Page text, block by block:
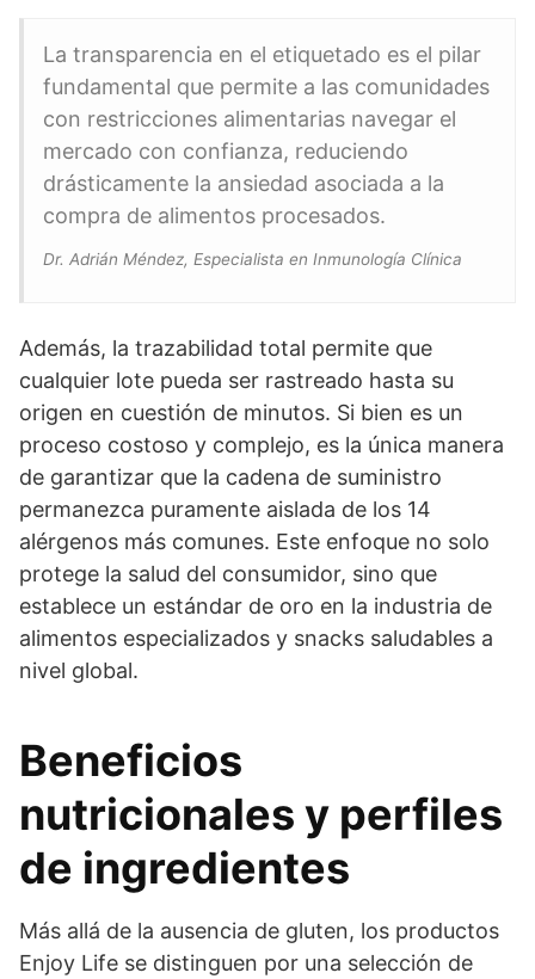
La transparencia en el etiquetado es el pilar
fundamental que permite a las comunidades
con restricciones alimentarias navegar el
mercado con confianza, reduciendo
drásticamente la ansiedad asociada a la
compra de alimentos procesados.
Dr. Adrián Méndez, Especialista en Inmunología Clínica
Además, la trazabilidad total permite que
cualquier lote pueda ser rastreado hasta su
origen en cuestión de minutos. Si bien es un
proceso costoso y complejo, es la única manera
de garantizar que la cadena de suministro
permanezca puramente aislada de los 14
alérgenos más comunes. Este enfoque no solo
protege la salud del consumidor, sino que
establece un estándar de oro en la industria de
alimentos especializados y snacks saludables a
nivel global.
Beneficios
nutricionales y perfiles
de ingredientes
Más allá de la ausencia de gluten, los productos
Enjoy Life se distinguen por una selección de